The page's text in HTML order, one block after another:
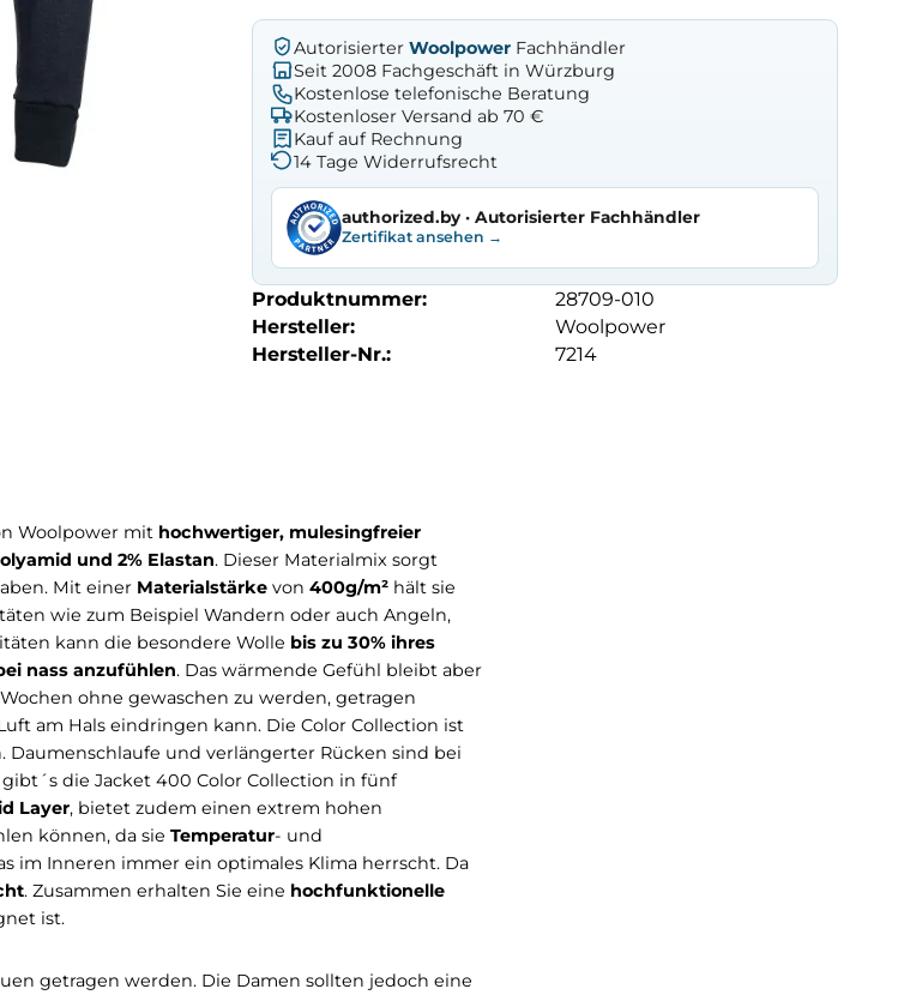
Autorisierter WoolpowerFachhändler
Seit 2008 Fachgeschäft in Würzburg
Kostenlose telefonische Beratung
Kostenloser Versand ab 70 €
Kauf auf Rechnung
14 Tage Widerrufsrecht
authorized.by · Autorisierter Fachhändler
Zertifikat ansehen →
Produktnummer:
28709-010
Hersteller:
Woolpower
Hersteller-Nr.:
7214
von Woolpower mithochwertiger, mulesingfreier
28% Polyamid und 2% Elastan. Dieser Materialmix sorgt
haben. Mit einerMaterialstärkevon400g/m²
Aktivitäten wie zum Beispiel Wandern oder auch Angeln,
Aktivitäten kann die besondere Wolle
dabei nass anzufühlen. Das wärmende Gefühl bleibt aber
Wochen ohne gewaschen zu werden, getragen
Luft am Hals eindringen kann. Die Color Collection ist
Daumenschlaufe und verlängerter Rücken sind bei
Mid Layer, bietet zudem einen extrem hohen